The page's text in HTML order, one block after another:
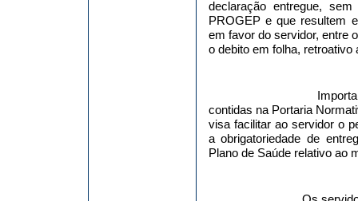
declaração entregue,
PROGEP e que resultem
em favor do servidor, entre
o debito em folha, retroativo
contidas na Portaria
visa facilitar ao servidor o
a obrigatoriedade de
Plano de Saúde relativo ao